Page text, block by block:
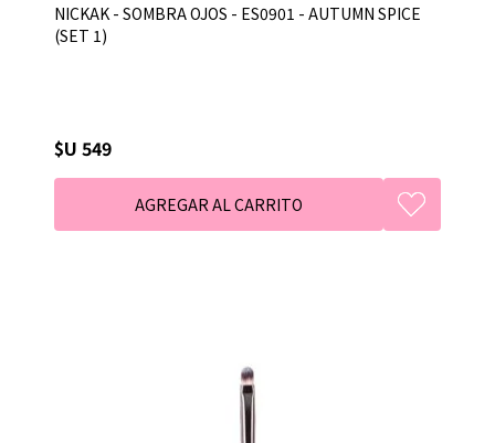
NICKAK - SOMBRA OJOS - ES0901 - AUTUMN SPICE
(SET 1)
$U 549